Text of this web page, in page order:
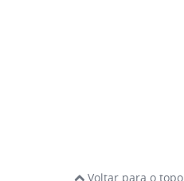
Voltar para o topo